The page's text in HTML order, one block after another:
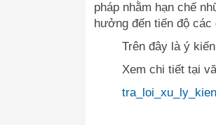
pháp nhằm hạn chế
hưởng đến tiến độ
Trên đây là ý
Xem chi tiết tại